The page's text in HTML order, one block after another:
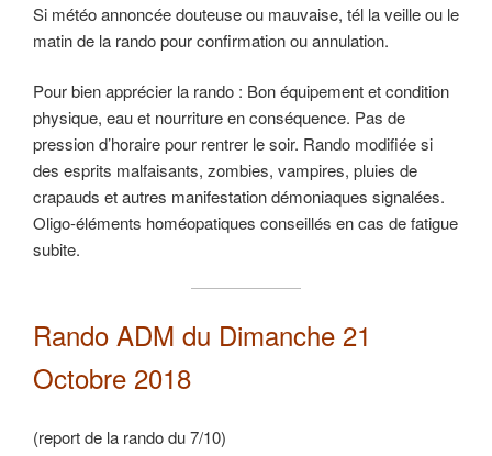
Si météo annoncée douteuse ou mauvaise, tél la veille ou le
matin de la rando pour confirmation ou annulation.
Pour bien apprécier la rando : Bon équipement et condition
physique, eau et nourriture en conséquence. Pas de
pression d’horaire pour rentrer le soir. Rando modifiée si
des esprits malfaisants, zombies, vampires, pluies de
crapauds et autres manifestation démoniaques signalées.
Oligo-éléments homéopatiques conseillés en cas de fatigue
subite.
Rando ADM du Dimanche 21
Octobre 2018
(report de la rando du 7/10)